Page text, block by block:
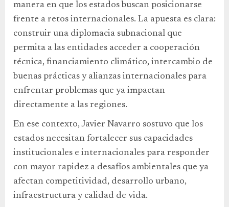
manera en que los estados buscan posicionarse
frente a retos internacionales. La apuesta es clara:
construir una diplomacia subnacional que
permita a las entidades acceder a cooperación
técnica, financiamiento climático, intercambio de
buenas prácticas y alianzas internacionales para
enfrentar problemas que ya impactan
directamente a las regiones.
En ese contexto, Javier Navarro sostuvo que los
estados necesitan fortalecer sus capacidades
institucionales e internacionales para responder
con mayor rapidez a desafíos ambientales que ya
afectan competitividad, desarrollo urbano,
infraestructura y calidad de vida.